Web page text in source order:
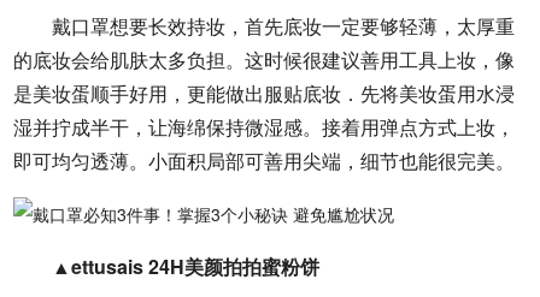
戴口罩想要长效持妆，首先底妆一定要够轻薄，太厚重
的底妆会给肌肤太多负担。这时候很建议善用工具上妆，像
是美妆蛋顺手好用，更能做出服贴底妆．先将美妆蛋用水浸
湿并拧成半干，让海绵保持微湿感。接着用弹点方式上妆，
即可均匀透薄。小面积局部可善用尖端，细节也能很完美。
▲ettusais 24H美颜拍拍蜜粉饼